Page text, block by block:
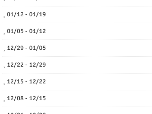
01/12 - 01/19
01/05 - 01/12
12/29 - 01/05
12/22 - 12/29
12/15 - 12/22
12/08 - 12/15